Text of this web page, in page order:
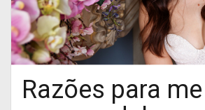
Razões para